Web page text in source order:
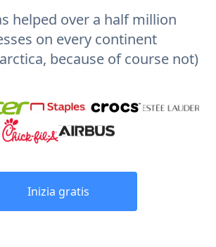
helped over a half million
on every continent
because of course not)
Inizia gratis